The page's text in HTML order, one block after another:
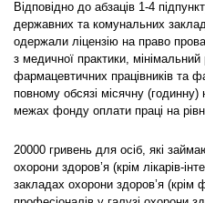
Відповідно до абзаців 1-4
державних та комунальних
одержали ліцензію на право
з медичної практики,
фармацевтичних працівників та
повному обсязі місячну
межах фонду оплати праці на
20000 гривень для осіб, які
охорони здоров’я (крім лікарів-
закладах охорони здоров’я (крім